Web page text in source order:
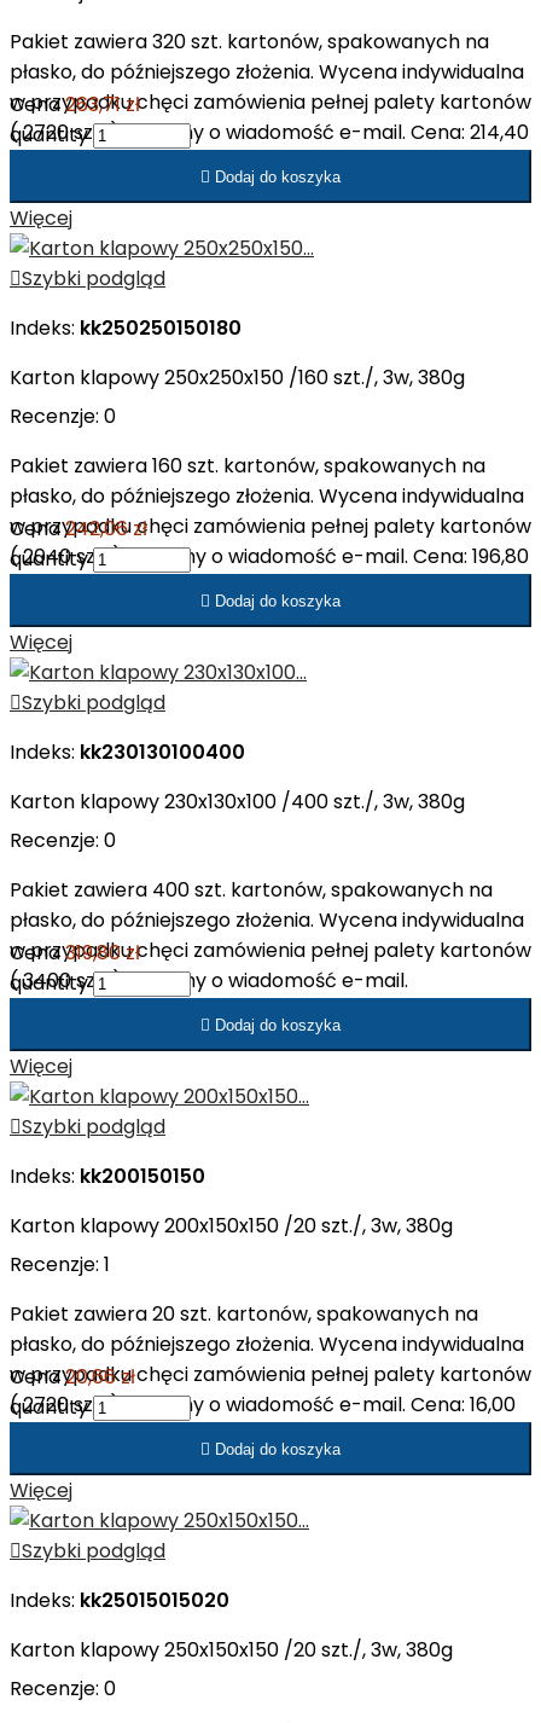
Pakiet zawiera 320 szt. kartonów, spakowanych na
płasko, do późniejszego złożenia. Wycena indywidualna
w przypadku chęci zamówienia pełnej palety kartonów
( 2720 szt. ). Prosimy o wiadomość e-mail. Cena: 214,40
Cena263,71 zł
quantity
 Dodaj do koszyka
Więcej
Szybki podgląd
Indeks: kk250250150180
Karton klapowy 250x250x150 /160 szt./, 3w, 380g
Recenzje: 0
Pakiet zawiera 160 szt. kartonów, spakowanych na
płasko, do późniejszego złożenia. Wycena indywidualna
w przypadku chęci zamówienia pełnej palety kartonów
( 2040 szt. ). Prosimy o wiadomość e-mail. Cena: 196,80
Cena242,06 zł
quantity
 Dodaj do koszyka
Więcej
Szybki podgląd
Indeks: kk230130100400
Karton klapowy 230x130x100 /400 szt./, 3w, 380g
Recenzje: 0
Pakiet zawiera 400 szt. kartonów, spakowanych na
płasko, do późniejszego złożenia. Wycena indywidualna
w przypadku chęci zamówienia pełnej palety kartonów
( 3400 szt. ). Prosimy o wiadomość e-mail.
Cena319,80 zł
quantity
 Dodaj do koszyka
Więcej
Szybki podgląd
Indeks: kk200150150
Karton klapowy 200x150x150 /20 szt./, 3w, 380g
Recenzje: 1
Pakiet zawiera 20 szt. kartonów, spakowanych na
płasko, do późniejszego złożenia. Wycena indywidualna
w przypadku chęci zamówienia pełnej palety kartonów
( 2720 szt. ). Prosimy o wiadomość e-mail. Cena: 16,00
Cena20,66 zł
quantity
 Dodaj do koszyka
Więcej
Szybki podgląd
Indeks: kk25015015020
Karton klapowy 250x150x150 /20 szt./, 3w, 380g
Recenzje: 0